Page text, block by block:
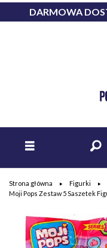
DARMOWA
Strona główna Figurki
Moji Pops Zestaw 5 Saszetek